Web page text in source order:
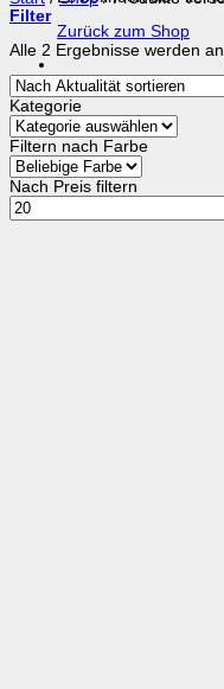
Zurück zum Shop
Filter
Alle 2 Ergebnisse werden
Kategorie
Filtern nach Farbe
Nach Preis filtern
Min.
Preis